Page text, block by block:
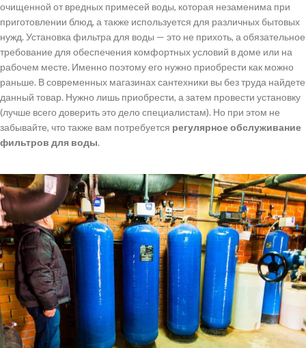
очищенной от вредных примесей воды, которая незаменима при
приготовлении блюд, а также используется для различных бытовых
нужд. Установка фильтра для воды — это не прихоть, а обязательное
требование для обеспечения комфортных условий в доме или на
рабочем месте. Именно поэтому его нужно приобрести как можно
раньше. В современных магазинах сантехники вы без труда найдете
данный товар. Нужно лишь приобрести, а затем провести установку
(лучше всего доверить это дело специалистам). Но при этом не
забывайте, что также вам потребуется регулярное обслуживание
фильтров для воды.